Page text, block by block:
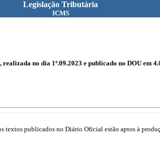
Legislação Tributária
ICMS
no dia 1º.09.2023 e publicado no DOU em
textos publicados no Diário Oficial estão aptos à